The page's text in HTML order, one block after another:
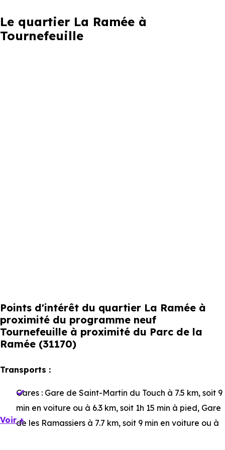
Le quartier La Ramée à
Tournefeuille
Points d'intérêt du quartier La Ramée à
proximité du programme neuf
Tournefeuille à proximité du Parc de la
Ramée (31170)
Transports :
Gares : Gare de Saint-Martin du Touch à 7.5 km, soit 9
min en voiture ou à 6.3 km, soit 1h 15 min à pied, Gare
de les Ramassiers à 7.7 km, soit 9 min en voiture ou à
Voir +